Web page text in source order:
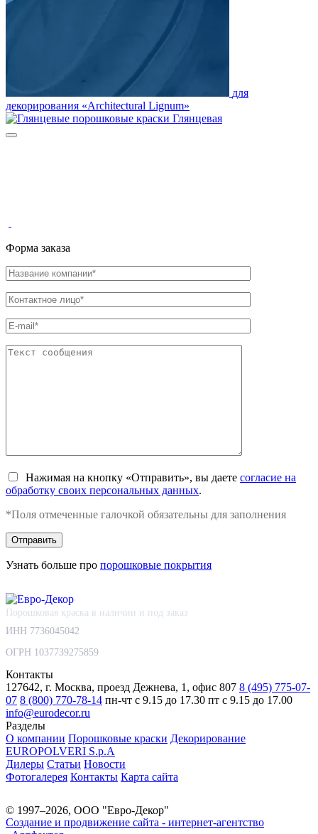
для
декорирования «Architectural Lignum»
Глянцевая
Форма заказа
Нажимая на кнопку «Отправить», вы даете согласие на
обработку своих персональных данных.
*Поля отмеченные галочкой обязательны для заполнения
Узнать больше про порошковые покрытия
Порошковая краска в наличии и под заказ
ИНН 7736045042
ОГРН 1037739275859
Контакты
127642, г. Москва, проезд Дежнева, 1, офис 807 8 (495) 775-07-
07 8 (800) 770-78-14 пн-чт с 9.15 до 17.30 пт с 9.15 до 17.00
info@eurodecor.ru
Разделы
О компании Порошковые краски Декорирование
EUROPOLVERI S.p.A
Дилеры Статьи Новости
Фотогалерея Контакты Карта сайта
© 1997–2026, ООО "Евро-Декор"
Создание и продвижение сайта - интернет-агентство